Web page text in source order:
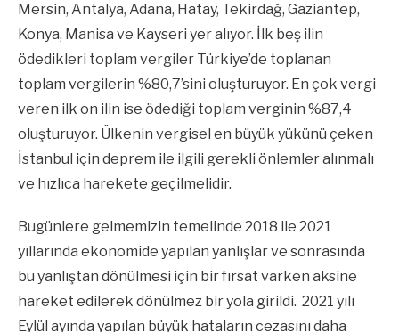
Mersin, Antalya, Adana, Hatay, Tekirdağ, Gaziantep,
Konya, Manisa ve Kayseri yer alıyor. İlk beş ilin
ödedikleri toplam vergiler Türkiye’de toplanan
toplam vergilerin %80,7’sini oluşturuyor. En çok vergi
veren ilk on ilin ise ödediği toplam verginin %87,4
oluşturuyor. Ülkenin vergisel en büyük yükünü çeken
İstanbul için deprem ile ilgili gerekli önlemler alınmalı
ve hızlıca harekete geçilmelidir.
Bugünlere gelmemizin temelinde 2018 ile 2021
yıllarında ekonomide yapılan yanlışlar ve sonrasında
bu yanlıştan dönülmesi için bir fırsat varken aksine
hareket edilerek dönülmez bir yola girildi. 2021 yılı
Eylül ayında yapılan büyük hataların cezasını daha